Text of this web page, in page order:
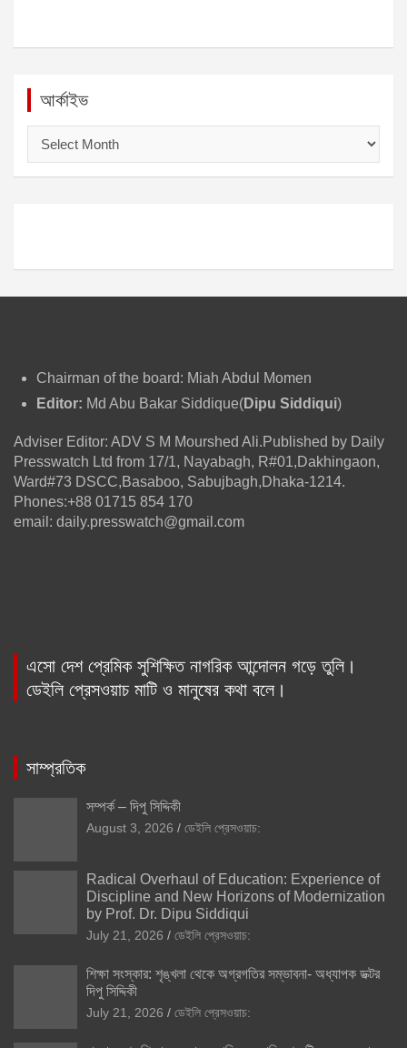
আর্কাইভ
ই
Chairman of the board: Miah Abdul Momen
Editor: Md Abu Bakar Siddique(Dipu Siddiqui)
Adviser Editor: ADV S M Mourshed Ali.Published by Daily
Presswatch Ltd from 17/1, Nayabagh, R#01,Dakhingaon,
Ward#73 DSCC,Basaboo, Sabujbagh,Dhaka-1214.
Phones:+88 01715 854 170
email: daily.presswatch@gmail.com
এসো দেশ প্রেমিক সুশিক্ষিত নাগরিক আন্দোলন গড়ে তুলি।
ডেইলি প্রেসওয়াচ মাটি ও মানুষের কথা বলে।
সাম্প্রতিক
সম্পর্ক – দিপু সিদ্দিকী
August 3, 2026 ডেইলি প্রেসওয়াচ:
Radical Overhaul of Education: Experience of
Discipline and New Horizons of Modernization
by Prof. Dr. Dipu Siddiqui
July 21, 2026 ডেইলি প্রেসওয়াচ:
শিক্ষা সংস্কার: শৃঙ্খলা থেকে অগ্রগতির সম্ভাবনা- অধ্যাপক ডক্টর
দিপু সিদ্দিকী
July 21, 2026 ডেইলি প্রেসওয়াচ: